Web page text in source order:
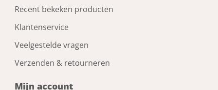
Recent bekeken producten
Klantenservice
Veelgestelde vragen
Verzenden & retourneren
Mijn account